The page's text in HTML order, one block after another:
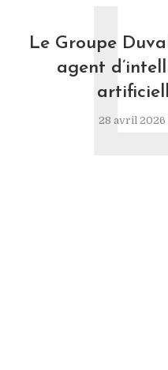
Le Groupe
agent
28 avril 2026